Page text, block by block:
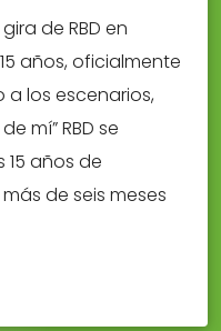
de RBD en
años, oficialmente
a los escenarios,
mí” RBD se
años de
de seis meses